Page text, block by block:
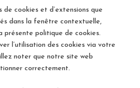
cookies et d’extensions que
dans la fenêtre contextuelle,
présente politique de cookies.
l’utilisation des cookies via votre
noter que notre site web
correctement.